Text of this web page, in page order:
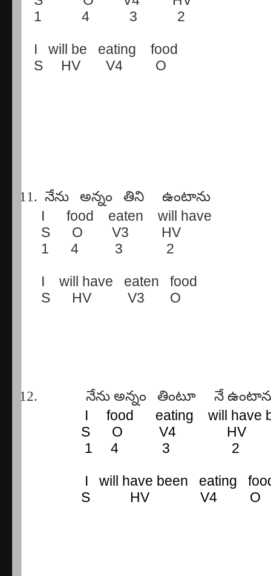
1
4 3 2
I will be eating
food
S
HV V4 O
11. నేను అన్నం తిని
ఉంటాను
I
food eaten
will have
S
O V3
HV
1
4 3 2
I will have eaten
food
S
HV V3 O
12. నేను అన్నం తింటూ నే
I
food eating
will have
S
O V4
HV
1
4 3 2
I will have been eating
S
HV V4 O